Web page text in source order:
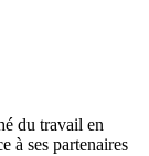
du travail en
à ses partenaires